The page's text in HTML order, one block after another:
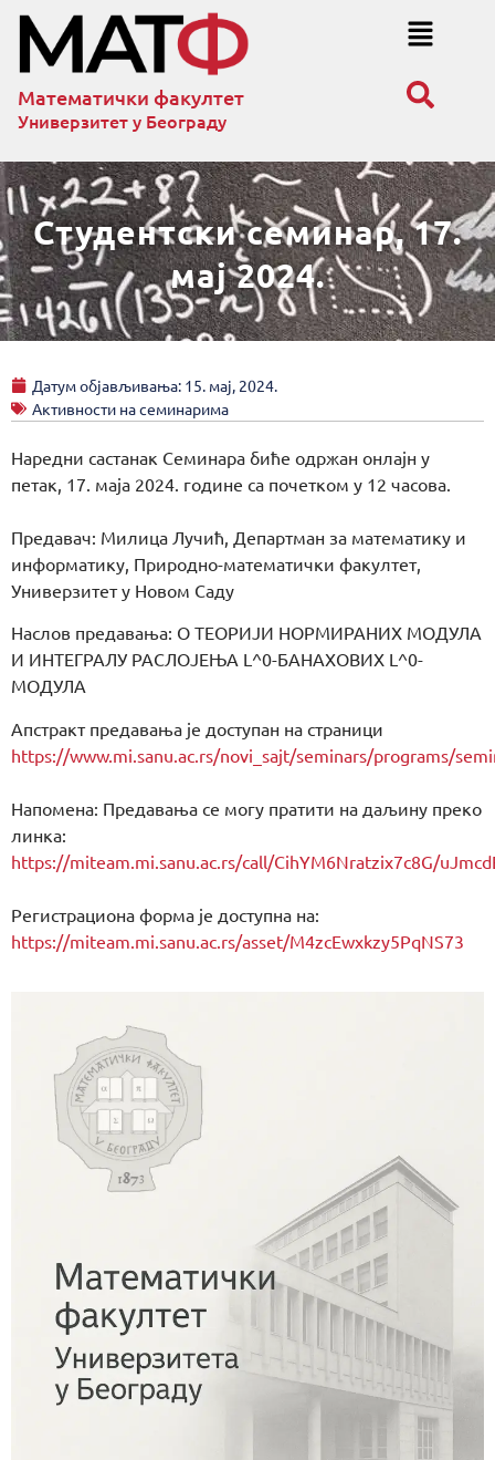
Математички факултет
Универзитет у Београду
Студентски семинар, 17.
мај 2024.
Датум објављивања: 15. мај, 2024.
Активности на семинарима
Наредни састанак Семинара биће одржан онлајн у
петак, 17. маја 2024. године са почетком у 12 часова.
Предавач: Милица Лучић, Департман за математику и
информатику, Природно-математички факултет,
Универзитет у Новом Саду
Наслов предавања: О ТЕОРИЈИ НОРМИРАНИХ МОДУЛА
И ИНТЕГРАЛУ РАСЛОЈЕЊА L^0-БАНАХОВИХ L^0-
МОДУЛА
Апстракт предавања је доступан на страници
https://www.mi.sanu.ac.rs/novi_sajt/seminars/programs/
Напомена: Предавања се могу пратити на даљину преко
линка:
https://miteam.mi.sanu.ac.rs/call/CihYM6Nratzix7c8G/
Регистрациона форма је доступна на:
https://miteam.mi.sanu.ac.rs/asset/M4zcEwxkzy5PqNS73